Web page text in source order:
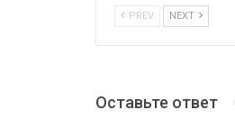
PREV NEXT
Оставьте ответ